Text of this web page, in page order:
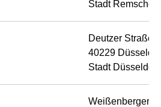
Stadt Remscheid
Deutzer Straße
40229
Stadt Düsseldorf
Weißenberger